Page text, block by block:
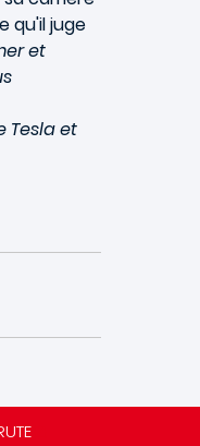
qu'il juge
et
Tesla et